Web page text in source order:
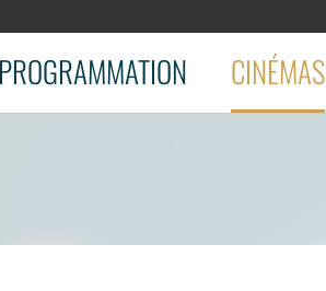
PROGRAMMATION CINÉMAS